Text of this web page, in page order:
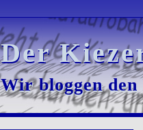
Der
Der
Wir bloggen
Wir bloggen